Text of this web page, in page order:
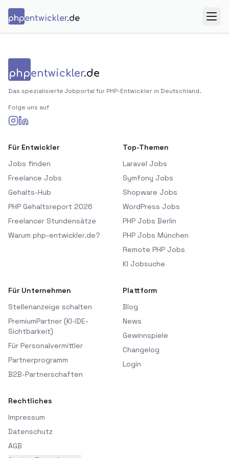
phpentwickler.de
phpentwickler.de
Das spezialisierte Jobportal für PHP-Entwickler in Deutschland.
Folge uns auf
Für Entwickler
Jobs finden
Freelance Jobs
Gehalts-Hub
PHP Gehaltsreport 2026
Freelancer Stundensätze
Warum php-entwickler.de?
Top-Themen
Laravel Jobs
Symfony Jobs
Shopware Jobs
WordPress Jobs
PHP Jobs Berlin
PHP Jobs München
Remote PHP Jobs
KI Jobsuche
Für Unternehmen
Stellenanzeige schalten
PremiumPartner (KI-IDE-
Sichtbarkeit)
Für Personalvermittler
Partnerprogramm
B2B-Partnerschaften
Plattform
Blog
News
Gewinnspiele
Changelog
Login
Rechtliches
Impressum
Datenschutz
AGB